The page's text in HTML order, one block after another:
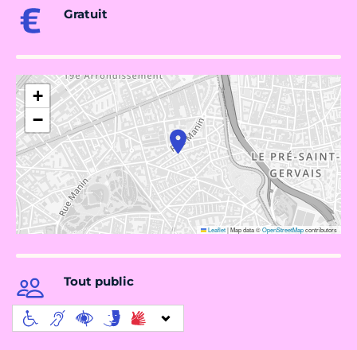
Gratuit
+
−
Leaflet|Map data ©OpenStreetMapcontributors
Tout public